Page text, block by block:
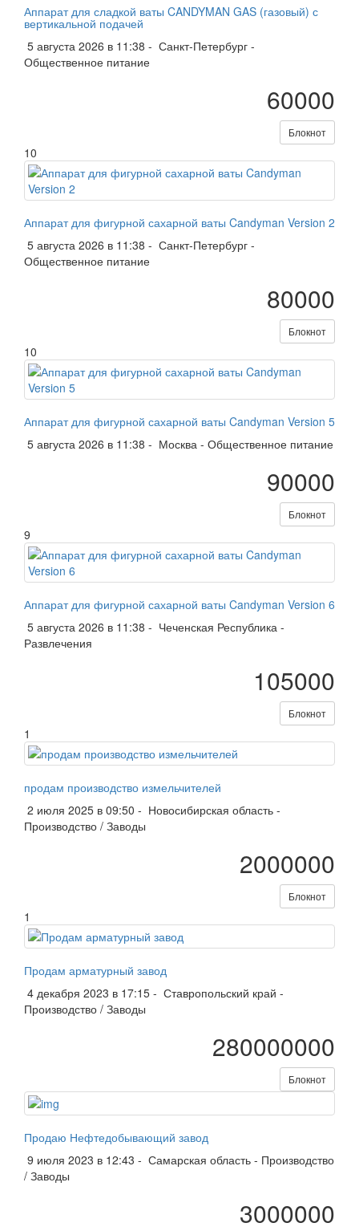
Аппарат для сладкой ваты CANDYMAN GAS (газовый) с
вертикальной подачей
5 августа 2026 в 11:38 - Санкт-Петербург -
Общественное питание
60000
Блокнот
10
Аппарат для фигурной сахарной ваты Candyman Version 2
5 августа 2026 в 11:38 - Санкт-Петербург -
Общественное питание
80000
Блокнот
10
Аппарат для фигурной сахарной ваты Candyman Version 5
5 августа 2026 в 11:38 - Москва - Общественное питание
90000
Блокнот
9
Аппарат для фигурной сахарной ваты Candyman Version 6
5 августа 2026 в 11:38 - Чеченская Республика -
Развлечения
105000
Блокнот
1
продам производство измельчителей
2 июля 2025 в 09:50 - Новосибирская область -
Производство / Заводы
2000000
Блокнот
1
Продам арматурный завод
4 декабря 2023 в 17:15 - Ставропольский край -
Производство / Заводы
280000000
Блокнот
Продаю Нефтедобывающий завод
9 июля 2023 в 12:43 - Самарская область - Производство
/ Заводы
3000000